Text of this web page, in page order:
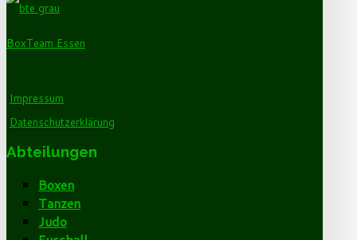
BoxTeam Essen
Impressum
Datenschutzerklärung
Abteilungen
Boxen
Tanzen
Judo